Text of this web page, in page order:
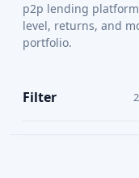
p2p lending
level, returns, and
portfolio.
Filter